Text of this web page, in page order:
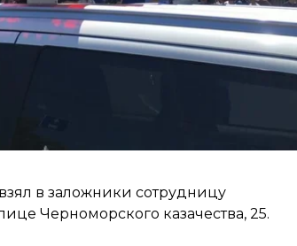
в заложники сотрудницу
Черноморского казачества, 25.